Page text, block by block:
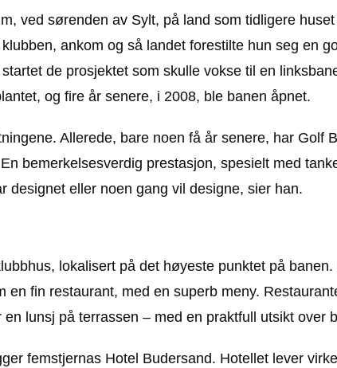
ved sørenden av Sylt, på land som tidligere
ankom og så landet forestilte hun seg en
de prosjektet som skulle vokse til en
og fire år senere, i 2008, ble banen åpnet.
Allerede, bare noen få år senere, har Golf
bemerkelsesverdig prestasjon, spesielt med
designet eller noen gang vil designe, sier han.
lokalisert på det høyeste punktet på
en fin restaurant, med en superb meny.
lunsj på terrassen – med en praktfull utsikt over
femstjernas Hotel Budersand. Hotellet lever